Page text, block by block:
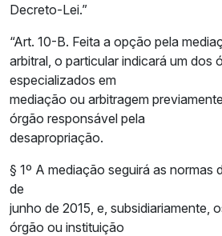
Decreto-Lei.”
“Art. 10-B. Feita a opção pela
arbitral, o particular indicará um dos
especializados em
mediação ou arbitragem
órgão responsável pela
desapropriação.
§ 1º A mediação seguirá as normas
de
junho de 2015, e, subsidiariamente,
órgão ou instituição